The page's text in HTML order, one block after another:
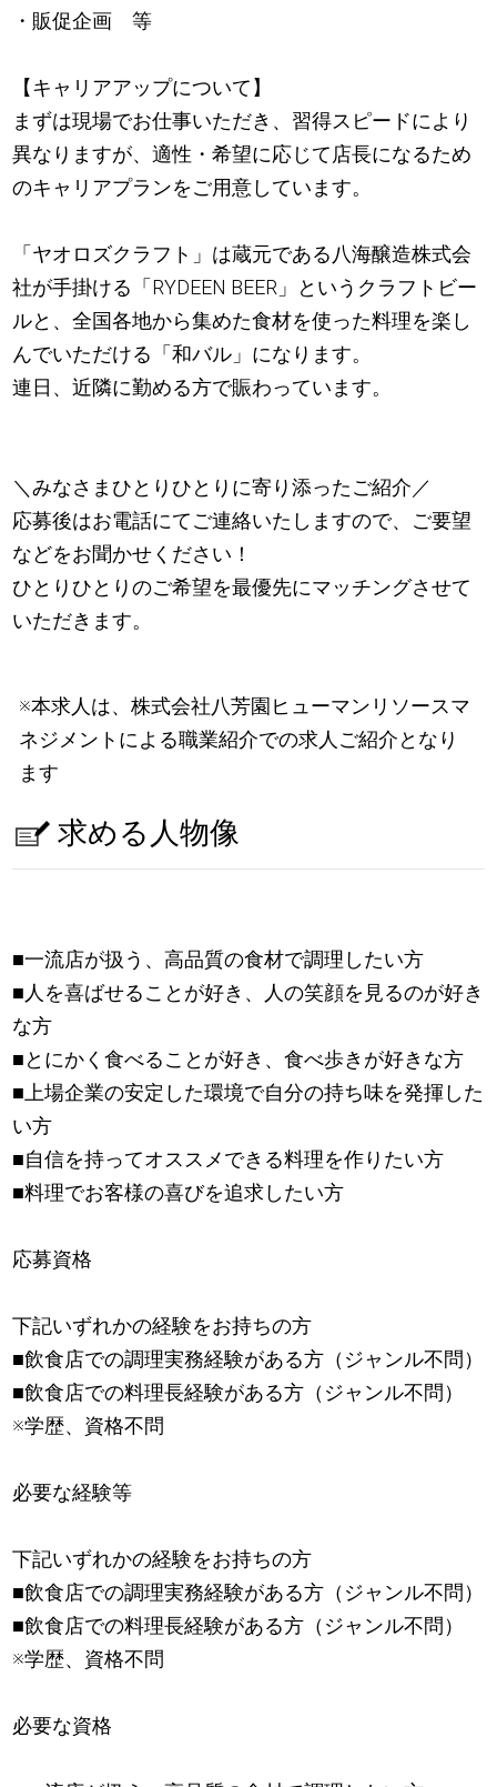
・販促企画 等
【キャリアアップについて】
まずは現場でお仕事いただき、習得スピードにより
異なりますが、適性・希望に応じて店長になるため
のキャリアプランをご用意しています。
「ヤオロズクラフト」は蔵元である八海醸造株式会
社が手掛ける「RYDEEN BEER」というクラフトビー
ルと、全国各地から集めた食材を使った料理を楽し
んでいただける「和バル」になります。
連日、近隣に勤める方で賑わっています。
＼みなさまひとりひとりに寄り添ったご紹介／
応募後はお電話にてご連絡いたしますので、ご要望
などをお聞かせください！
ひとりひとりのご希望を最優先にマッチングさせて
いただきます。
※本求人は、株式会社八芳園ヒューマンリソースマ
ネジメントによる職業紹介での求人ご紹介となり
ます
求める人物像
■一流店が扱う、高品質の食材で調理したい方
■人を喜ばせることが好き、人の笑顔を見るのが好き
な方
■とにかく食べることが好き、食べ歩きが好きな方
■上場企業の安定した環境で自分の持ち味を発揮した
い方
■自信を持ってオススメできる料理を作りたい方
■料理でお客様の喜びを追求したい方
応募資格
下記いずれかの経験をお持ちの方
■飲食店での調理実務経験がある方（ジャンル不問）
■飲食店での料理長経験がある方（ジャンル不問）
※学歴、資格不問
必要な経験等
下記いずれかの経験をお持ちの方
■飲食店での調理実務経験がある方（ジャンル不問）
■飲食店での料理長経験がある方（ジャンル不問）
※学歴、資格不問
必要な資格